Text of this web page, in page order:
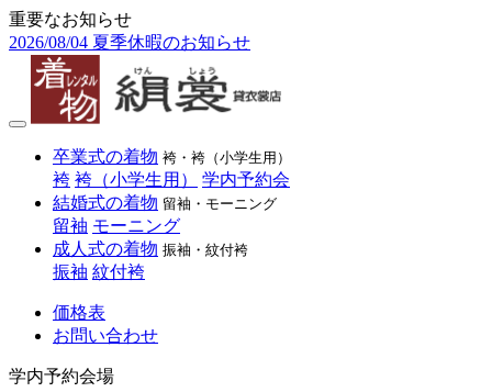
重要なお知らせ
2026/08/04 夏季休暇のお知らせ
卒業式の着物 袴・袴（小学生用）
袴 袴（小学生用）
学内予約会
結婚式の着物 留袖・モーニング
留袖 モーニング
成人式の着物 振袖・紋付袴
振袖 紋付袴
価格表
お問い合わせ
学内予約会場